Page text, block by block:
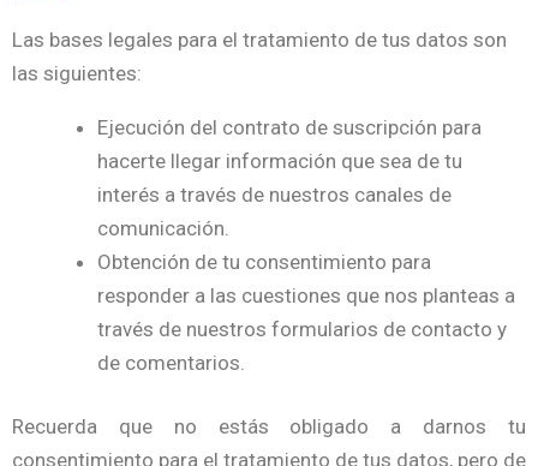
Las bases legales para el tratamiento de tus datos son
las siguientes:
Ejecución del contrato de suscripción para
hacerte llegar información que sea de tu
interés a través de nuestros canales de
comunicación.
Obtención de tu consentimiento para
responder a las cuestiones que nos planteas a
través de nuestros formularios de contacto y
de comentarios.
Recuerda que no estás obligado a darnos tu
consentimiento para el tratamiento de tus datos, pero de